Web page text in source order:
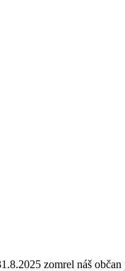
zomrel náš